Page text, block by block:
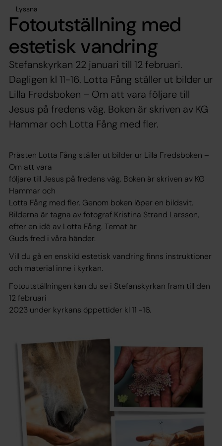
Lyssna
Fotoutställning med
estetisk vandring
Stefanskyrkan 22 januari till 12 februari.
Dagligen kl 11-16. Lotta Fång ställer ut bilder ur
Lilla Fredsboken – Om att vara följare till
Jesus på fredens väg. Boken är skriven av KG
Hammar och Lotta Fång med fler.
Prästen Lotta Fång ställer ut bilder ur Lilla Fredsboken –
Om att vara
följare till Jesus på fredens väg. Boken är skriven av KG
Hammar och
Lotta Fång med fler. Genom boken löper en bildsvit.
Bilderna är tagna av fotograf Kristina Strand Larsson,
efter en idé av Lotta Fång. Temat är
Guds fred i våra händer.
Vill du gå en enskild estetisk vandring finns instruktioner
och material inne i kyrkan.
Fotoutställningen kan du se i Stefanskyrkan fram till den
12 februari
2023 under kyrkans öppettider kl 11 -16.